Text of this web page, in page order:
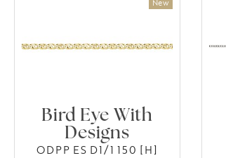
Bird Eye With
Designs
ODPP ES D1/1 150 [H]